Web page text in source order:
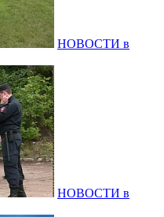
НОВОСТИ в
НОВОСТИ в